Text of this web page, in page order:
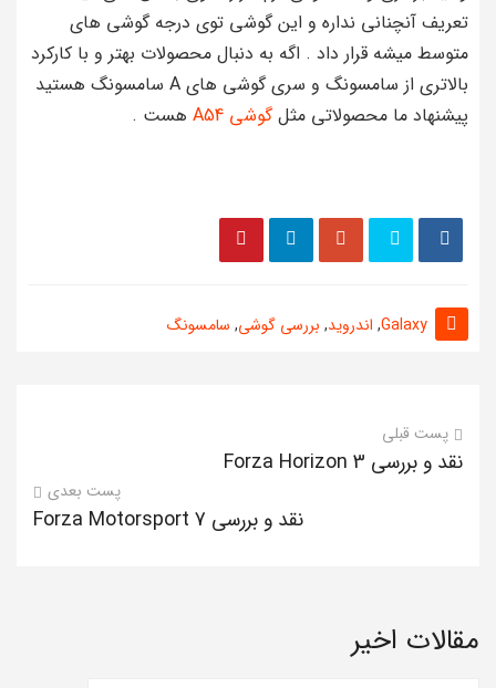
تعریف آنچنانی نداره و این گوشی توی درجه گوشی های
متوسط میشه قرار داد . اگه به دنبال محصولات بهتر و با کارکرد
بالاتری از سامسونگ و سری گوشی های A سامسونگ هستید
پیشنهاد ما محصولاتی مثلگوشی A54 هست .
Galaxy
, اندروید, بررسی گوشی, سامسونگ
پست قبلی
نقد و بررسی Forza Horizon 3
پست بعدی
نقد و بررسی Forza Motorsport 7
مقالات اخیر